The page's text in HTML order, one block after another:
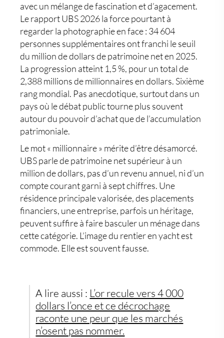
avec un mélange de fascination et d’agacement.
Le rapport UBS 2026 la force pourtant à
regarder la photographie en face : 34 604
personnes supplémentaires ont franchi le seuil
du million de dollars de patrimoine net en 2025.
La progression atteint 1,5 %, pour un total de
2,388 millions de millionnaires en dollars. Sixième
rang mondial. Pas anecdotique, surtout dans un
pays où le débat public tourne plus souvent
autour du pouvoir d’achat que de l’accumulation
patrimoniale.
Le mot « millionnaire » mérite d’être désamorcé.
UBS parle de patrimoine net supérieur à un
million de dollars, pas d’un revenu annuel, ni d’un
compte courant garni à sept chiffres. Une
résidence principale valorisée, des placements
financiers, une entreprise, parfois un héritage,
peuvent suffire à faire basculer un ménage dans
cette catégorie. L’image du rentier en yacht est
commode. Elle est souvent fausse.
A lire aussi : L’or recule vers 4 000
dollars l’once et ce décrochage
raconte une peur que les marchés
n’osent pas nommer.